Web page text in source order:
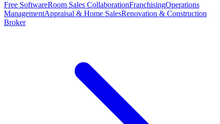
Free SoftwareRoom Sales CollaborationFranchisingOperations
ManagementAppraisal & Home SalesRenovation & Construction
Broker